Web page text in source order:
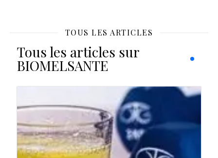
TOUS LES ARTICLES
Tous les articles sur
BIOMELSANTE